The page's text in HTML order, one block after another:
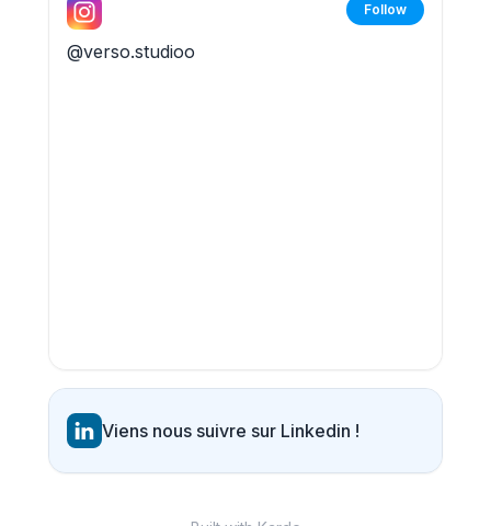
Follow
@verso.studioo
Viens nous suivre sur Linkedin !